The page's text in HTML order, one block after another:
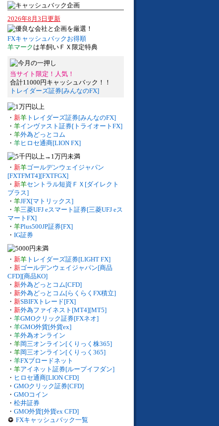
2026年8月3日更新
FXキャッシュバックお得順
羊マーク は羊飼いＦＸ限定特典
当サイト限定！人気！
合計11000円キャッシュバック！！
トレイダーズ証券[みんなのFX]
・ 新羊 トレイダーズ証券[みんなのFX]
・ 羊インヴァスト証券[トライオートFX]
・ 羊外為どっとコム
・ 羊ヒロセ通商[LION FX]
・ 新羊ゴールデンウェイジャパン
[FXTFMT4][FXTFGX]
・ 新羊セントラル短資ＦＸ[ダイレクト
プラス]
・ 羊JFX[マトリックス]
・ 羊三菱UFJ eスマート証券[三菱UFJ eス
マートFX]
・ 羊Plus500JP証券[FX]
・ IG証券
・ 新羊 トレイダーズ証券[LIGHT FX]
・ 新ゴールデンウェイジャパン[商品
CFD][商品KO]
・ 新外為どっとコム[CFD]
・ 新外為どっとコム[らくらくFX積立]
・ 新SBIFXトレード[FX]
・ 新外為ファイネスト[MT4][MT5]
・ 羊GMOクリック証券[FXネオ]
・ 羊GMO外貨[外貨ex]
・ 羊外為オンライン
・ 羊岡三オンライン[くりっく株365]
・ 羊岡三オンライン[くりっく365]
・ 羊FXブロードネット
・ 羊アイネット証券[ループイフダン]
・ ヒロセ通商[LION CFD]
・ GMOクリック証券[CFD]
・ GMOコイン
・ 松井証券
・ GMO外貨[外貨ex CFD]
FXキャッシュバック一覧